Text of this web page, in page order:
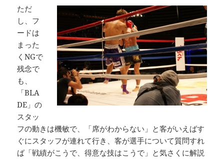
ただ
し、フ
ードは
まった
くNGで
残念で
も、
「BLA
DE」の
スタッ
フの動きは機敏で、「席がわからない」と客がいえばす
ぐにスタッフが連れて行き、客が選手について質問すれ
ば「戦績がこうで、得意な技はこうで」と気さくに解説